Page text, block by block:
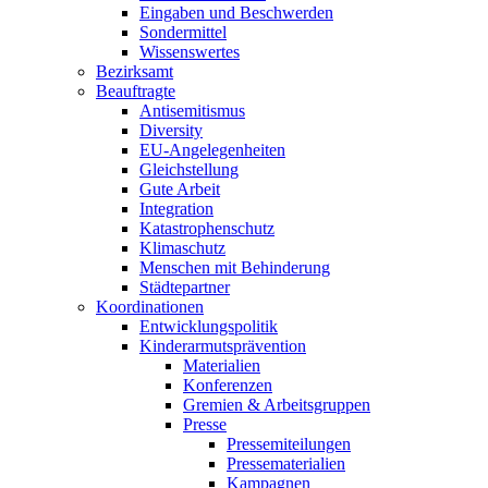
Eingaben und Beschwerden
Sondermittel
Wissenswertes
Bezirksamt
Beauftragte
Antisemitismus
Diversity
EU-Angelegenheiten
Gleichstellung
Gute Arbeit
Integration
Katastrophen­schutz
Klimaschutz
Menschen mit Behinderung
Städtepartner
Koordina­tionen
Entwicklungs­politik
Kinderarmuts­prävention
Materialien
Konferenzen
Gremien & Arbeitsgruppen
Presse
Presse­miteilungen
Presse­materialien
Kampagnen